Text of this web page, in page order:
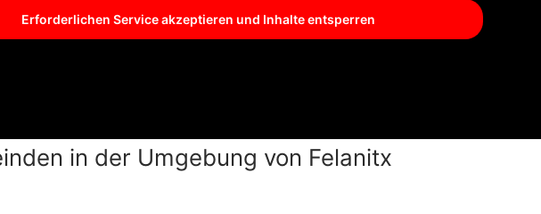
Erforderlichen Service akzeptieren und Inhalte entsperren
in der Umgebung von Felanitx